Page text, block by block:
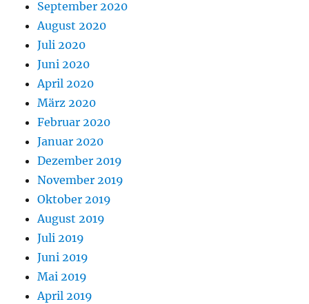
September 2020
August 2020
Juli 2020
Juni 2020
April 2020
März 2020
Februar 2020
Januar 2020
Dezember 2019
November 2019
Oktober 2019
August 2019
Juli 2019
Juni 2019
Mai 2019
April 2019